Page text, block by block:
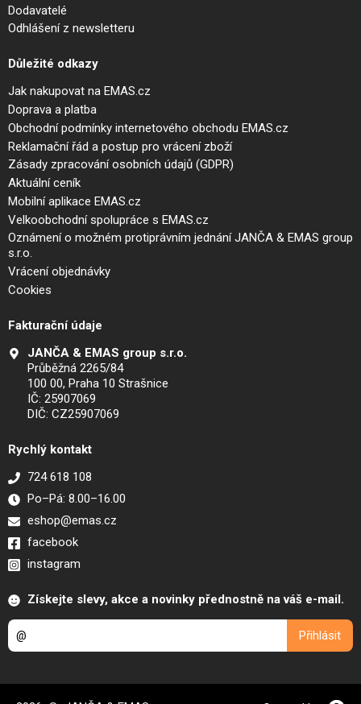
Dodavatelé
Odhlášení z newsletteru
Důležité odkazy
Jak nakupovat na EMAS.cz
Doprava a platba
Obchodní podmínky internetového obchodu EMAS.cz
Reklamační řád a postup pro vrácení zboží
Zásady zpracování osobních údajů (GDPR)
Aktuální ceník
Mobilní aplikace EMAS.cz
Velkoobchodní spolupráce s EMAS.cz
Oznámení o možném protiprávním jednání JANČA & EMAS group
s.r.o.
Vrácení objednávky
Cookies
Fakturační údaje
JANČA & EMAS group s.r.o.
Průběžná 2265/84
100 00, Praha 10 Strašnice
IČ: 25907069
DIČ: CZ25907069
Rychlý kontakt
724 618 108
Po–Pá: 8.00–16.00
eshop@emas.cz
facebook
instagram
Získejte slevy, akce a novinky přednostně na váš e-mail.